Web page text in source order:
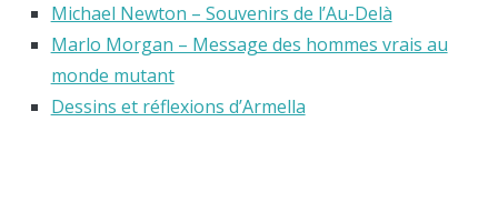
Michael Newton – Souvenirs de l’Au-Delà
Marlo Morgan – Message des hommes vrais au
monde mutant
Dessins et réflexions d’Armella